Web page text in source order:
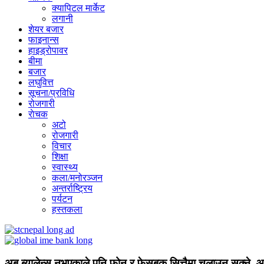
क्यापिटल मार्केट
लगानी
शेयर बजार
फाइनान्स
हाइड्रोपावर
बीमा
बजार
लघुवित्त
सूचना/प्रविधि
रोजगारी
राेचक
अटो
रोजगारी
विचार
शिक्षा
स्वास्थ्य
कला/मनोरञ्जन
अन्तर्राष्ट्रिय
पर्यटन
हस्तकला